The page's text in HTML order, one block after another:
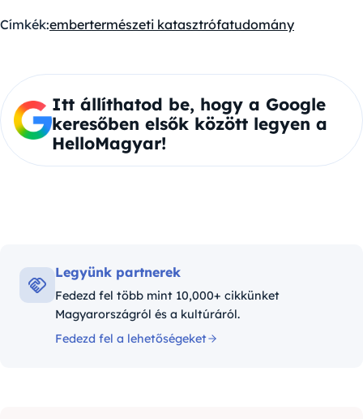
Címkék:embertermészeti katasztrófatudomány
Itt állíthatod be, hogy a Google
keresőben elsők között legyen a
HelloMagyar!
Legyünk partnerek
Fedezd fel több mint 10,000+ cikkünket
Magyarországról és a kultúráról.
Fedezd fel a lehetőségeket